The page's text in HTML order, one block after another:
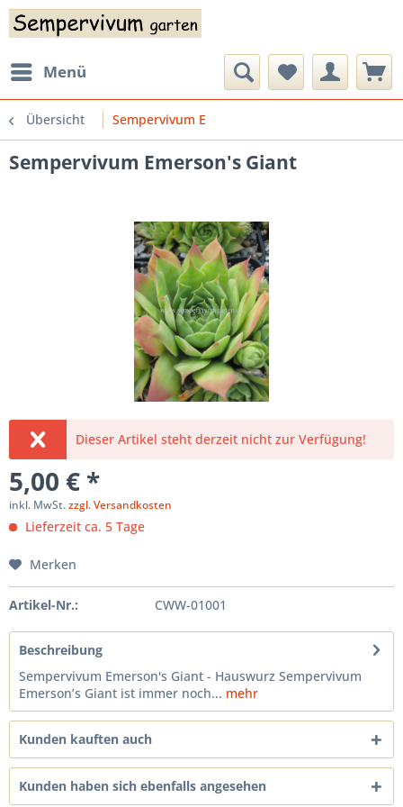
Menü
Übersicht Sempervivum E
Sempervivum Emerson's Giant
Dieser Artikel steht derzeit nicht zur Verfügung!
5,00 € *
inkl. MwSt.zzgl. Versandkosten
Lieferzeit ca. 5 Tage
Merken
Artikel-Nr.: CWW-01001
Beschreibung
Sempervivum Emerson's Giant - Hauswurz Sempervivum
Emerson’s Giant ist immer noch... mehr
Kunden kauften auch
Kunden haben sich ebenfalls angesehen